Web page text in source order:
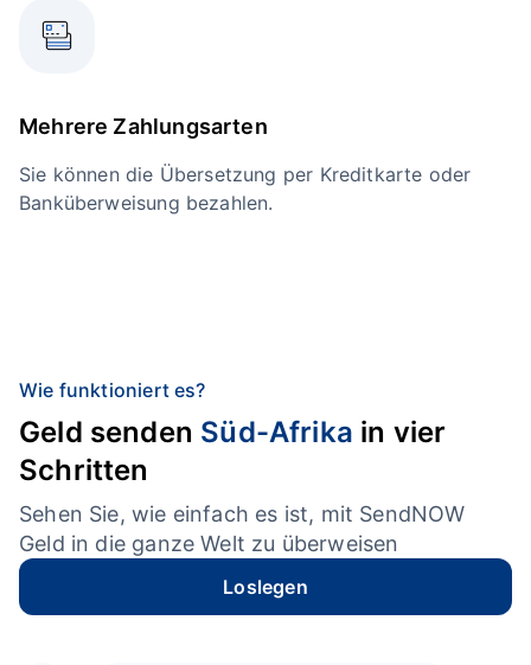
Mehrere Zahlungsarten
Sie können die Übersetzung per Kreditkarte oder
Banküberweisung bezahlen.
Wie funktioniert es?
Geld senden Süd-Afrika in vier
Schritten
Sehen Sie, wie einfach es ist, mit SendNOW
Geld in die ganze Welt zu überweisen
Loslegen